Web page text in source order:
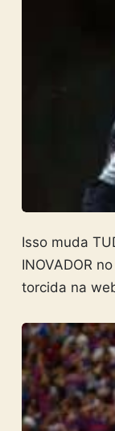
Isso muda
INOVADOR
torcida na